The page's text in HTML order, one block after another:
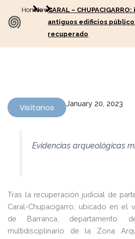
HomeNewsCARAL –
antiguos edificios
recuperado
Visítanos January 20, 2023
Evidencias arqueológicas
Tras la recuperación judicial de
Caral-Chupacigarro, ubicado en el
de Barranca, departamento
multidisciplinario de la Zona